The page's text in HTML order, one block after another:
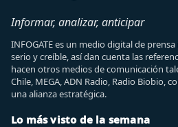
Informar, analizar, anticipar
INFOGATE es un medio digital de
serio y creíble, así dan cuenta las
hacen otros medios de comunicación
Chile, MEGA, ADN Radio, Radio Biobio,
una alianza estratégica.
Lo más visto de la semana